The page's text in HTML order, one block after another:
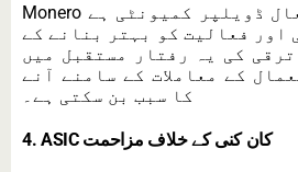
Monero میں ایک بڑی اور فعال ڈویلپر کمیونٹی ہے
اور فعالیت کو بہتر بنانے کے
کی یہ رفتار مستقبل میں
کے معاملات کے سامنے آنے
کا سبب بن سکتی ہے۔
4. ASIC کان کنی کے خلاف مزاحمت